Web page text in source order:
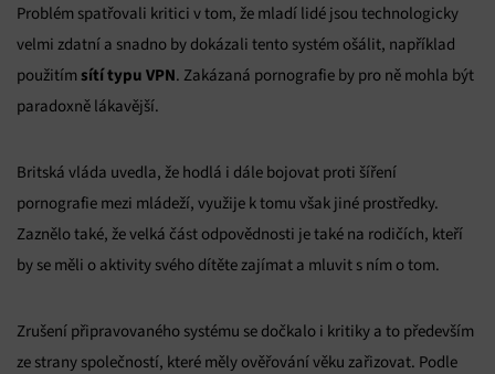
Problém spatřovali kritici v tom, že mladí lidé jsou technologicky
velmi zdatní a snadno by dokázali tento systém ošálit, například
použitím sítí typu VPN. Zakázaná pornografie by pro ně mohla být
paradoxně lákavější.
Britská vláda uvedla, že hodlá i dále bojovat proti šíření
pornografie mezi mládeží, využije k tomu však jiné prostředky.
Zaznělo také, že velká část odpovědnosti je také na rodičích, kteří
by se měli o aktivity svého dítěte zajímat a mluvit s ním o tom.
Zrušení připravovaného systému se dočkalo i kritiky a to především
ze strany společností, které měly ověřování věku zařizovat. Podle